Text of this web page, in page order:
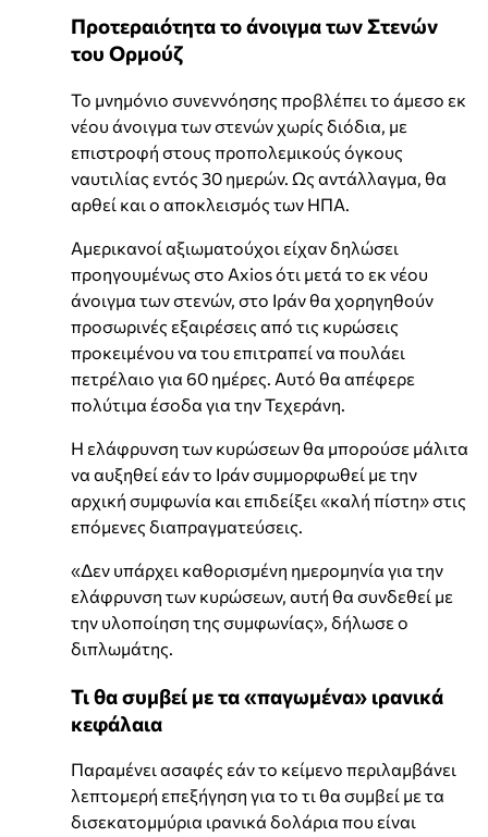
Προτεραιότητα το άνοιγμα των Στενών
του Ορμούζ
Το μνημόνιο συνεννόησης προβλέπει το άμεσο εκ
νέου άνοιγμα των στενών χωρίς διόδια, με
επιστροφή στους προπολεμικούς όγκους
ναυτιλίας εντός 30 ημερών. Ως αντάλλαγμα, θα
αρθεί και ο αποκλεισμός των ΗΠΑ.
Αμερικανοί αξιωματούχοι είχαν δηλώσει
προηγουμένως στο Axios ότι μετά το εκ νέου
άνοιγμα των στενών, στο Ιράν θα χορηγηθούν
προσωρινές εξαιρέσεις από τις κυρώσεις
προκειμένου να του επιτραπεί να πουλάει
πετρέλαιο για 60 ημέρες. Αυτό θα απέφερε
πολύτιμα έσοδα για την Τεχεράνη.
Η ελάφρυνση των κυρώσεων θα μπορούσε μάλιτα
να αυξηθεί εάν το Ιράν συμμορφωθεί με την
αρχική συμφωνία και επιδείξει «καλή πίστη» στις
επόμενες διαπραγματεύσεις.
«Δεν υπάρχει καθορισμένη ημερομηνία για την
ελάφρυνση των κυρώσεων, αυτή θα συνδεθεί με
την υλοποίηση της συμφωνίας», δήλωσε ο
διπλωμάτης.
Τι θα συμβεί με τα «παγωμένα» ιρανικά
κεφάλαια
Παραμένει ασαφές εάν το κείμενο περιλαμβάνει
λεπτομερή επεξήγηση για το τι θα συμβεί με τα
δισεκατομμύρια ιρανικά δολάρια που είναι